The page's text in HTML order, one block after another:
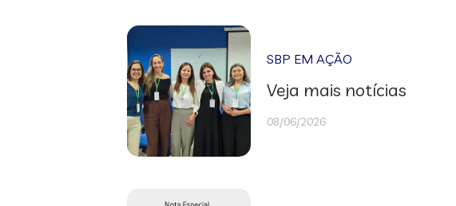
SBP EM AÇÃO
Veja mais notícias
08/06/2026